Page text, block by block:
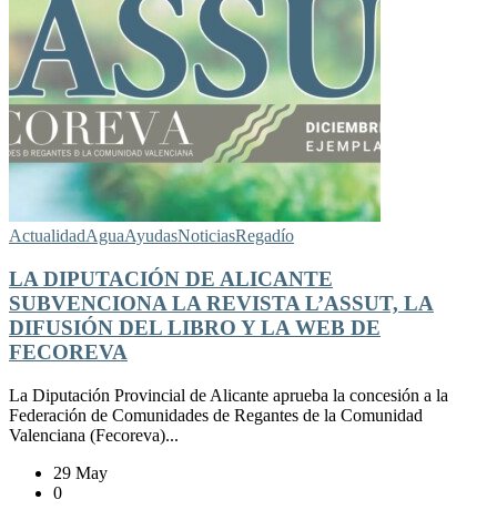
ActualidadAguaAyudasNoticiasRegadío
LA DIPUTACIÓN DE ALICANTE
SUBVENCIONA LA REVISTA L’ASSUT, LA
DIFUSIÓN DEL LIBRO Y LA WEB DE
FECOREVA
La Diputación Provincial de Alicante aprueba la concesión a la
Federación de Comunidades de Regantes de la Comunidad
Valenciana (Fecoreva)...
29 May
0